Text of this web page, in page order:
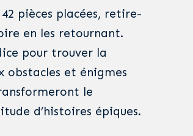
pièces placées, retire-
en les retournant.
pour trouver la
obstacles et énigmes
le
d’histoires épiques.